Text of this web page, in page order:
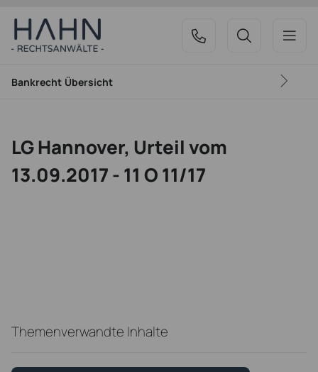
Bankrecht Übersicht
LG Hannover, Urteil vom
13.09.2017 - 11 O 11/17
Themenverwandte Inhalte